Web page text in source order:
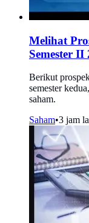
Melihat
Semester II
Berikut
semester
saham.
Saham•3 jam